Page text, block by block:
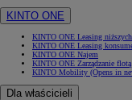
KINTO ONE
KINTO ONE Leasing
KINTO ONE Leasing
KINTO ONE Najem
KINTO ONE Zarządzanie flotą
KINTO Mobility (Opens in
Dla właścicieli